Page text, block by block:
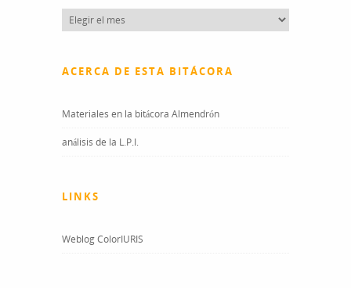
Entradas
del
ACERCA DE ESTA BITÁCORA
Materiales en la bitácora Almendrón
análisis de la L.P.I.
LINKS
Weblog ColorIURIS